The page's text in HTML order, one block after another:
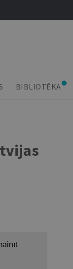
BIBLIOTĒKA